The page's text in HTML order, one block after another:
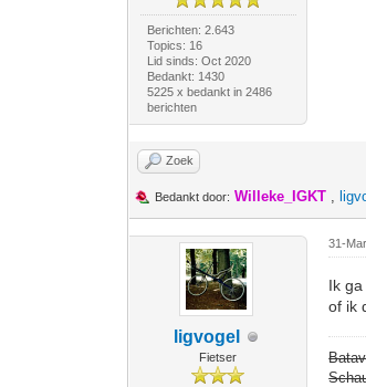
Berichten: 2.643
Topics: 16
Lid sinds: Oct 2020
Bedankt: 1430
5225 x bedankt in 2486
berichten
Zoek
Bedankt door: Willeke_IGKT ,
ligvogel
Fietser
31-
Ik
of ik